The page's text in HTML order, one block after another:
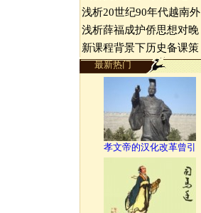
浅析20世纪90年代越南外
浅析薛福成护侨思想对晚
新课程背景下历史备课策
最新热门
孝文帝的汉化改革曾引